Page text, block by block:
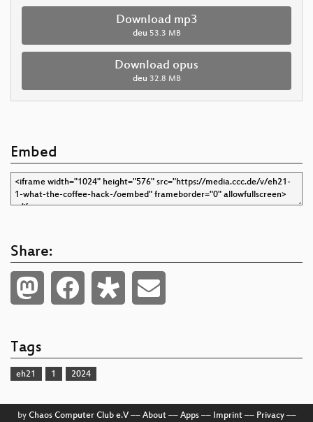
Download mp3
deu 53.3 MB
Download opus
deu 32.8 MB
Embed
Share:
Tags
eh21 1 2024
by Chaos Computer Club e.V–– About–– Apps–– Imprint–– Privacy––